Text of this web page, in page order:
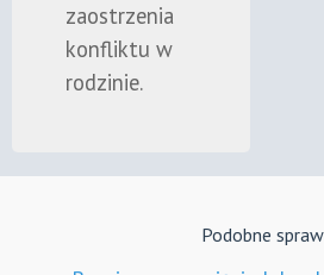
zaostrzenia
konfliktu w
rodzinie.
Podobne